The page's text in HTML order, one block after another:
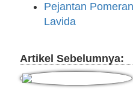
Pejantan
Lavida
Artikel Sebelumnya: